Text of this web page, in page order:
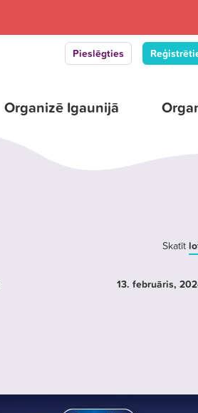
Pieslēgties
Organizē Igaunijā
Skatīt
13. februāris,